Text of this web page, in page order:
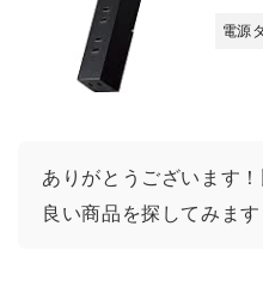
電源
ありがとうございます
良い商品を探してみます